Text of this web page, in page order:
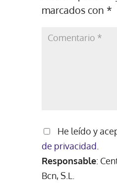
marcados con *
He leído y
de privacidad
Responsable:
Bcn, S.L.